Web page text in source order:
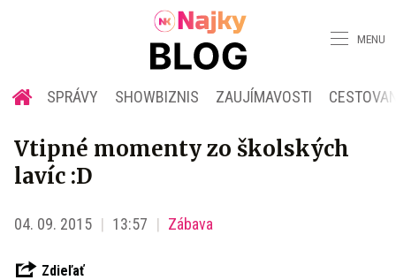
MENU
SPRÁVY SHOWBIZNIS ZAUJÍMAVOSTI
Vtipné momenty zo školských
lavíc :D
04. 09. 2015 13:57 Zábava
Zdieľať